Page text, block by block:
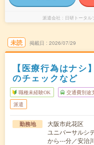
派遣会社 日研トータ
未読 掲載日 2026/07/29
【医療行為はナ
のチェックなど
職種未経験OK 交通費別途
派遣
勤務地
大阪市此花区
ユニバーサルシ
から---分／安治